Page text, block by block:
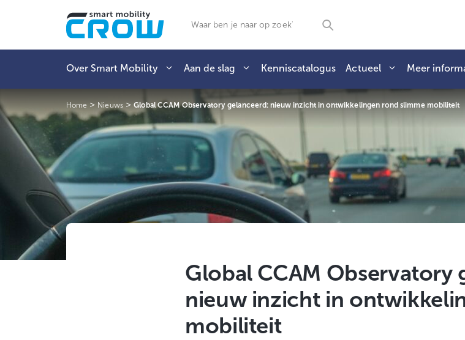
Zoeken
Over Smart Mobility Aan de slag Kenniscatalogus Actueel Meer
Home > Nieuws> Global CCAM Observatory gelanceerd: nieuw inzicht in ontwikkelingen rond slimme mobiliteit
Global CCAM Observatory
nieuw inzicht in
mobiliteit